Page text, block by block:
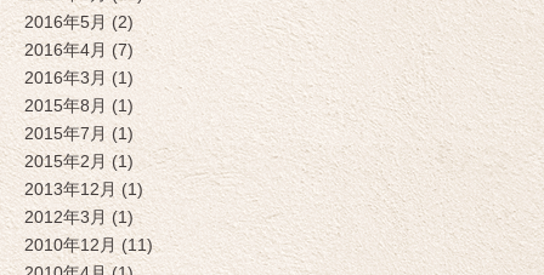
2016年5月 (2)
2016年4月 (7)
2016年3月 (1)
2015年8月 (1)
2015年7月 (1)
2015年2月 (1)
2013年12月 (1)
2012年3月 (1)
2010年12月 (11)